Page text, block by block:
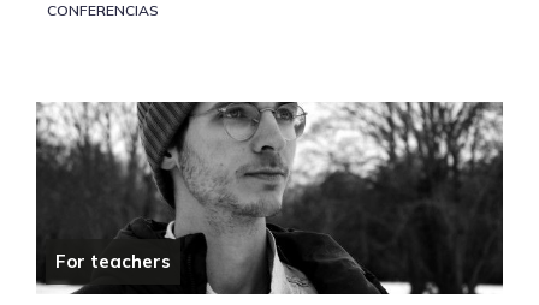
CONFERENCIAS
For teachers